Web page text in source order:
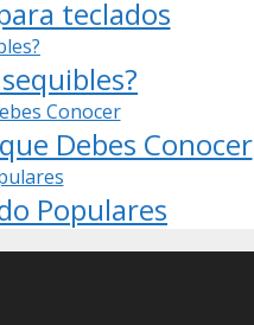
teclados
Debes Conocer
Populares